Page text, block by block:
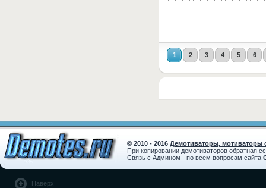
1 2 3 4 5 6
© 2010 - 2016 Демотиваторы, мотиваторы
При копировании демотиваторов обратная
Связь с Админом - по всем вопросам сайта
Наверх